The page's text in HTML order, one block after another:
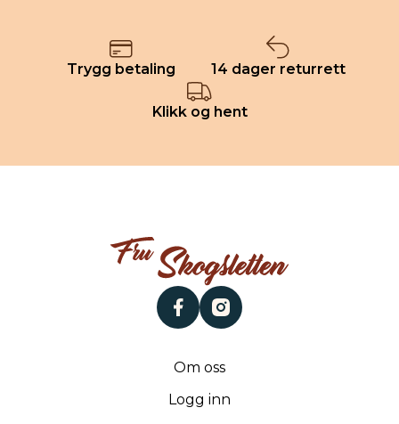
Trygg betaling 14 dager returrett
Klikk og hent
facebookinstagram
Om oss
Logg inn